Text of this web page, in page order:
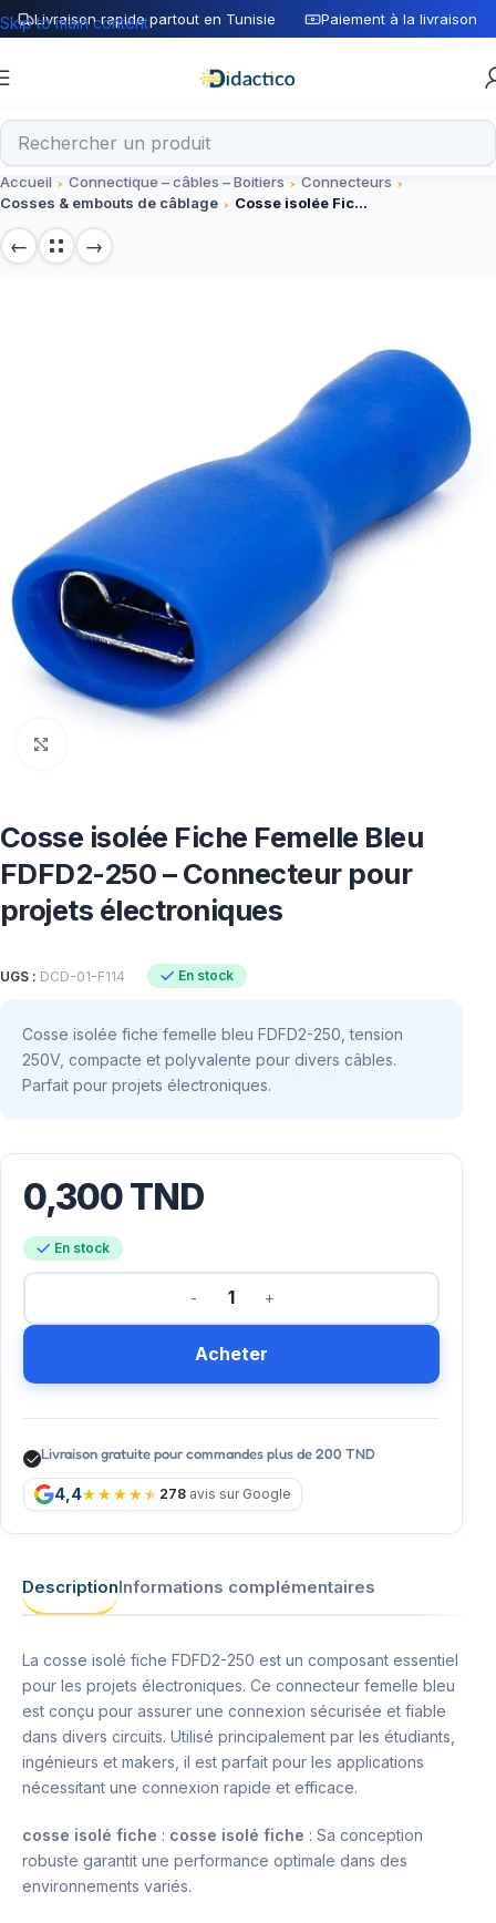
Livraison rapide partout en Tunisie Paiement à la livraison
Skip to main content
Accueil Connectique – câbles – Boitiers
Connecteurs
Cosses & embouts de câblage
Cosse isolée Fiche Femelle Bleu FDFD2-250 – Connecteur pour projets électroniques
Cosse isolée Fiche Femelle Bleu
FDFD2-250 – Connecteur pour
projets électroniques
UGS : DCD-01-F114 En stock
Cosse isolée fiche femelle bleu FDFD2-250, tension
250V, compacte et polyvalente pour divers câbles.
Parfait pour projets électroniques.
0,300TND
En stock
Acheter
Livraison gratuite pour commandes plus de 200 TND
4,4 278 avis sur Google
DescriptionInformations complémentaires
La cosse isolé fiche FDFD2-250 est un composant essentiel
pour les projets électroniques. Ce connecteur femelle bleu
est conçu pour assurer une connexion sécurisée et fiable
dans divers circuits. Utilisé principalement par les étudiants,
ingénieurs et makers, il est parfait pour les applications
nécessitant une connexion rapide et efficace.
cosse isolé fiche : cosse isolé fiche : Sa conception
robuste garantit une performance optimale dans des
environnements variés.